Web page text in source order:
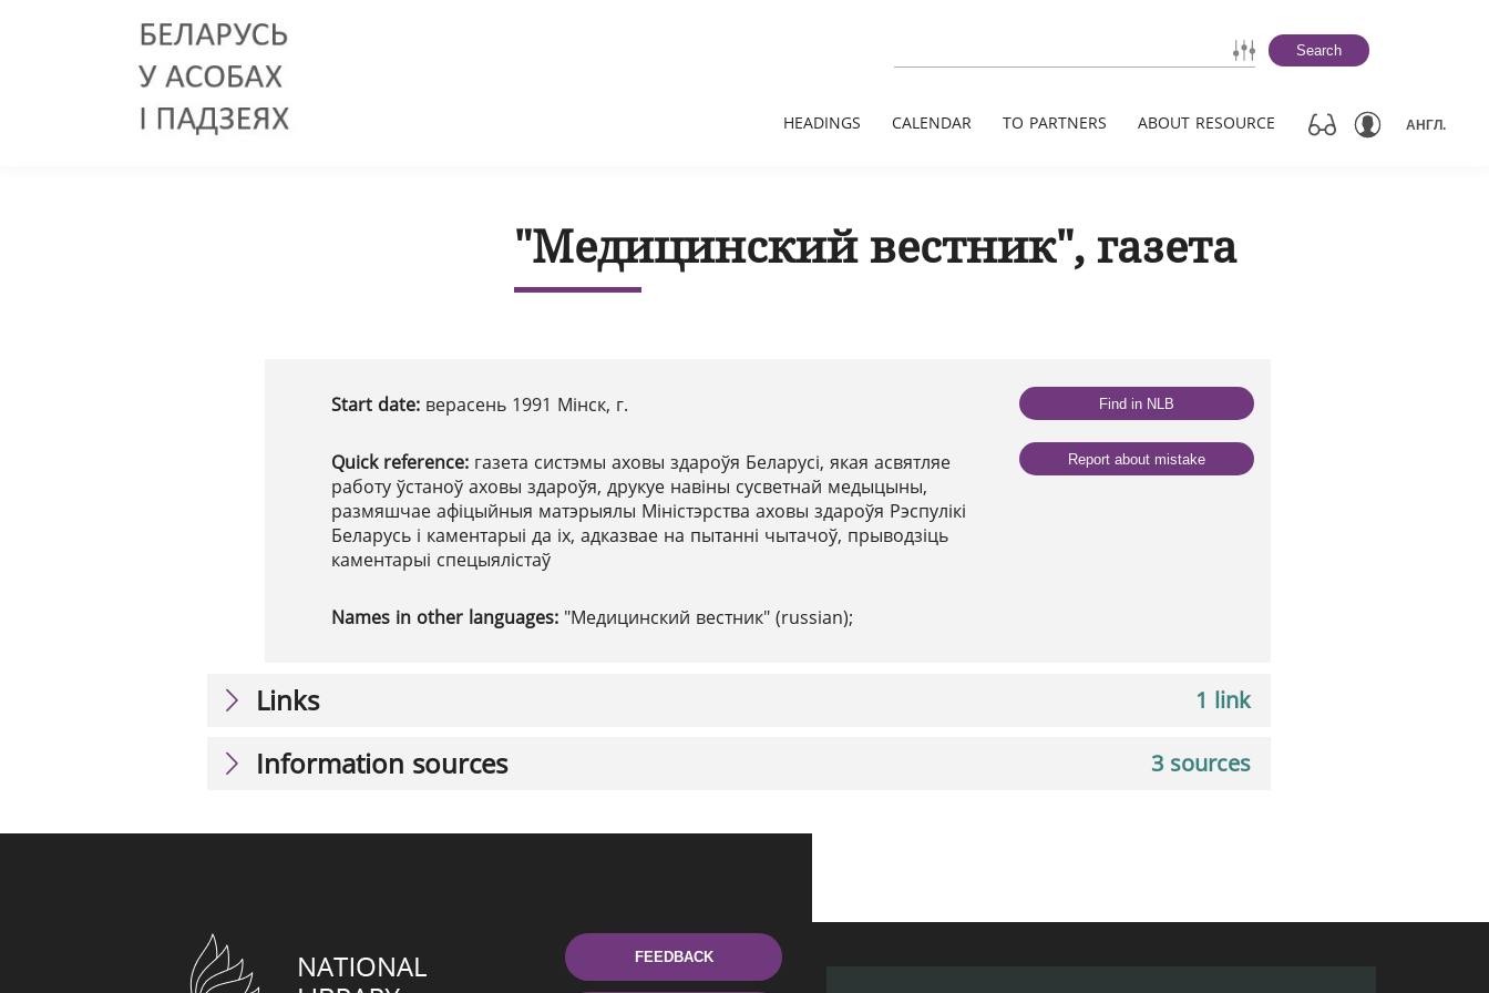
Search
HEADINGS CALENDAR TO PARTNERS ABOUT RESOURCE АНГЛ.
"Медицинский вестник", газета
Start date: верасень 1991 Мінск, г.
Quick reference: газета систэмы аховы здароўя Беларусі, якая асвятляе
работу ўстаноў аховы здароўя, друкуе навіны сусветнай медыцыны,
размяшчае афіцыйныя матэрыялы Міністэрства аховы здароўя Рэспулікі
Беларусь і каментарыі да іх, адказвае на пытанні чытачоў, прыводзіць
каментарыі спецыялістаў
Names in other languages: "Медицинский вестник" (russian);
Find in NLB
Report about mistake
1 link
Links
3 sources
Information sources
FEEDBACK